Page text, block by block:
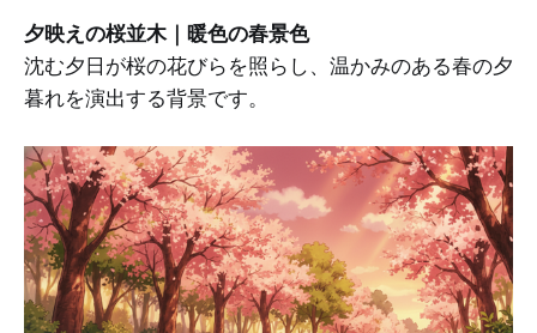
夕映えの桜並木｜暖色の春景色
沈む夕日が桜の花びらを照らし、温かみのある春の夕
暮れを演出する背景です。